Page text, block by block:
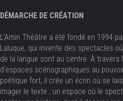
DÉMARCHE DE CRÉATION
L’Amin Théâtre a été fondé en 1994
Laluque, qui invente des spectacles
de la langue sont au centre. À travers
d’espaces scénographiques au
poétique fort, il crée un écrin où se
imager le texte ; un espace où le